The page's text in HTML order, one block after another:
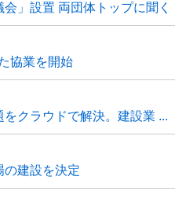
」設置 両団体トップに聞く
協業を開始
クラウドで解決。建設業 ...
の建設を決定